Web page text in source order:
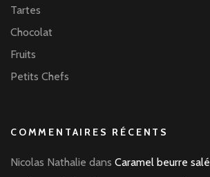
Tartes
Chocolat
Fruits
Petits Chefs
COMMENTAIRES RÉCENTS
Nicolas Nathalie dans Caramel beurre